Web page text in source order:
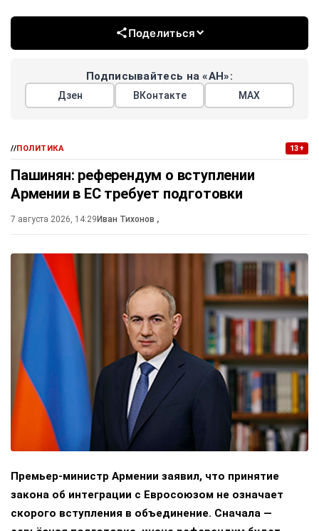
Поделиться
Подписывайтесь на «АН»:
Дзен ВКонтакте МАХ
//ПОЛИТИКА 13+
Пашинян: референдум о вступлении
Армении в ЕС требует подготовки
7 августа 2026, 14:29Иван Тихонов ,
Премьер-министр Армении заявил, что принятие
закона об интеграции с Евросоюзом не означает
скорого вступления в объединение. Сначала —